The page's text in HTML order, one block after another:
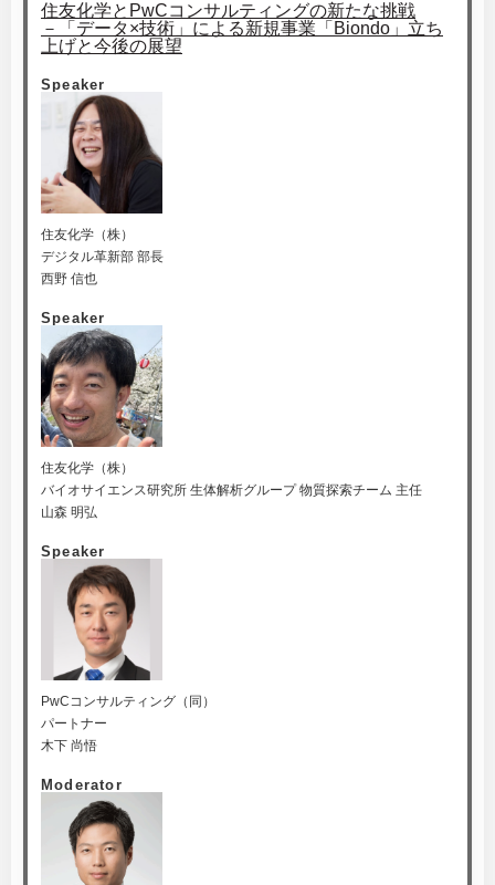
住友化学とPwCコンサルティングの新たな挑戦
－「データ×技術」による新規事業「Biondo」立ち
上げと今後の展望
Speaker
住友化学（株）
デジタル革新部 部長
西野 信也
Speaker
住友化学（株）
バイオサイエンス研究所 生体解析グループ 物質探索チーム 主任
山森 明弘
Speaker
PwCコンサルティング（同）
パートナー
木下 尚悟
Moderator